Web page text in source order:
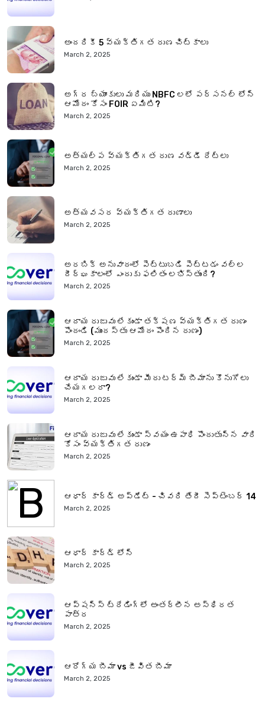
అందరికీ 5 వ్యక్తిగత రుణ చిట్కాలు
March 2, 2025
అగ్ర బ్యాంకులు మరియు NBFC లలో పర్సనల్ లోన్
ఆమోదం కోసం FOIR ఏమిటి?
March 2, 2025
అత్యల్ప వ్యక్తిగత రుణ వడ్డీ రేట్లు
March 2, 2025
అత్యవసర వ్యక్తిగత రుణాలు
March 2, 2025
అరబిక్ అనువాదంలో పెట్టుబడి పెట్టడం వల్ల
దీర్ఘకాలంలో ఎందుకు ఫలితం లభిస్తుంది?
March 2, 2025
ఆదాయ రుజువు లేకుండా తక్షణ వ్యక్తిగత రుణం
పొందండి (ముందస్తు ఆమోదం పొందిన రుణం)
March 2, 2025
ఆదాయ రుజువు లేకుండా మీరు టర్మ్ బీమాను కొనుగోలు
చేయగలరా?
March 2, 2025
ఆదాయ రుజువు లేకుండా స్వయం ఉపాధి పొందుతున్న వారి
కోసం వ్యక్తిగత రుణం
March 2, 2025
ఆధార్ కార్డ్ అప్‌డేట్ - చివరి తేదీ సెప్టెంబర్ 14
March 2, 2025
ఆధార్ కార్డ్ లోన్
March 2, 2025
ఆప్షన్స్ ట్రేడింగ్‌లో అంతర్లీన అస్థిరత
పాత్ర
March 2, 2025
ఆరోగ్య బీమా vs జీవిత బీమా
March 2, 2025